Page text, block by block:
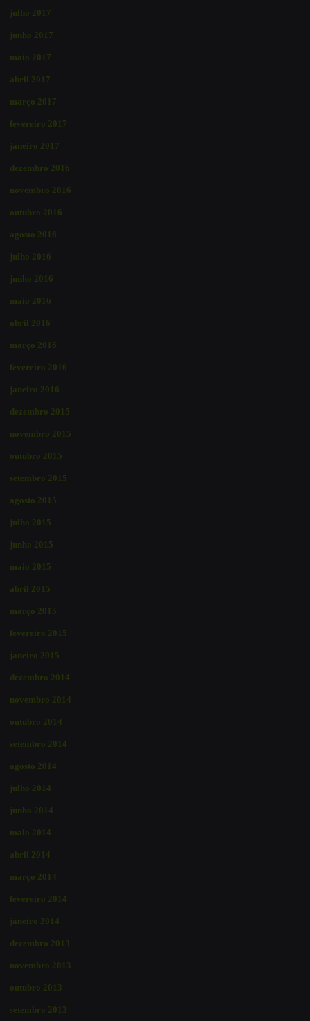
julho 2017
junho 2017
maio 2017
abril 2017
março 2017
fevereiro 2017
janeiro 2017
dezembro 2016
novembro 2016
outubro 2016
agosto 2016
julho 2016
junho 2016
maio 2016
abril 2016
março 2016
fevereiro 2016
janeiro 2016
dezembro 2015
novembro 2015
outubro 2015
setembro 2015
agosto 2015
julho 2015
junho 2015
maio 2015
abril 2015
março 2015
fevereiro 2015
janeiro 2015
dezembro 2014
novembro 2014
outubro 2014
setembro 2014
agosto 2014
julho 2014
junho 2014
maio 2014
abril 2014
março 2014
fevereiro 2014
janeiro 2014
dezembro 2013
novembro 2013
outubro 2013
setembro 2013